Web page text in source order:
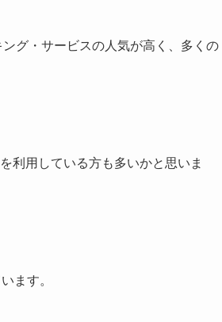
グ・サービスの人気が高く、多くの
利用している方も多いかと思いま
ます。